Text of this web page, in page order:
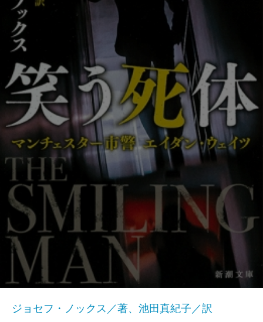
ジョセフ・ノックス／著、池田真紀子／訳